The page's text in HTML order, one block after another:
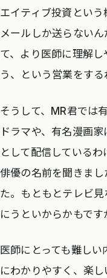
エイティブ投資とい
メールしか送らない
て、より医師に理解
う、という営業をする
そうして、MR君では
ドラマや、有名漫画
として配信している
俳優の名前を聞きま
た。もともとテレビ
にうといからかもです
医師にとっても難し
にわかりやすく、楽